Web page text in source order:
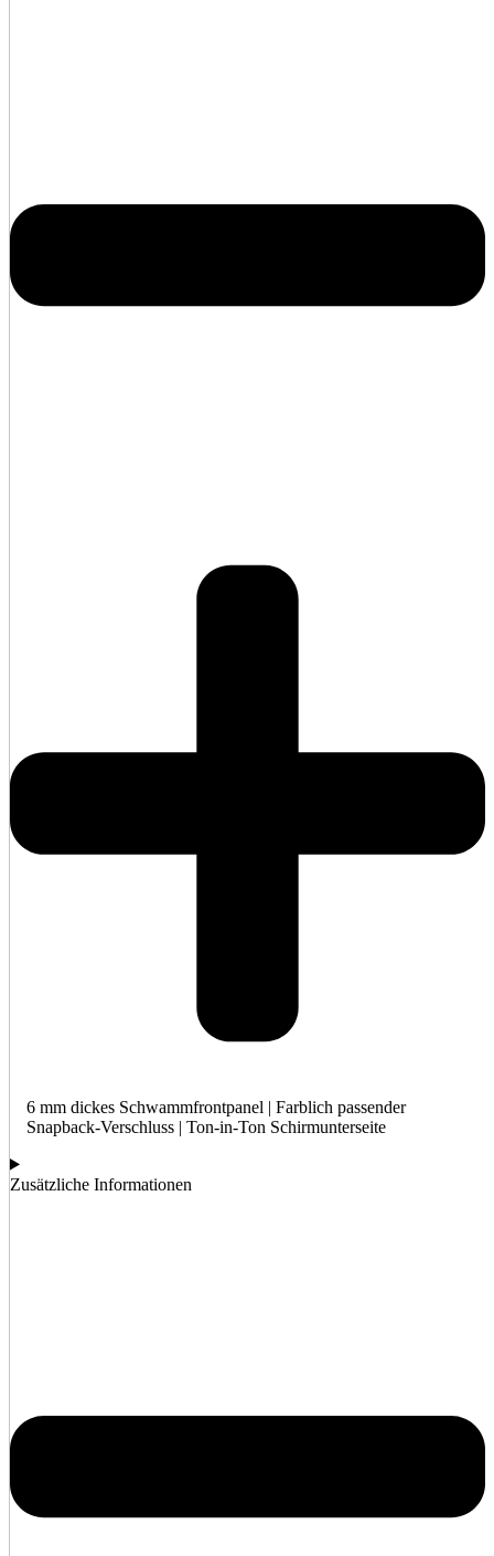
6 mm dickes Schwammfrontpanel | Farblich passender
Snapback-Verschluss | Ton-in-Ton Schirmunterseite
Zusätzliche Informationen